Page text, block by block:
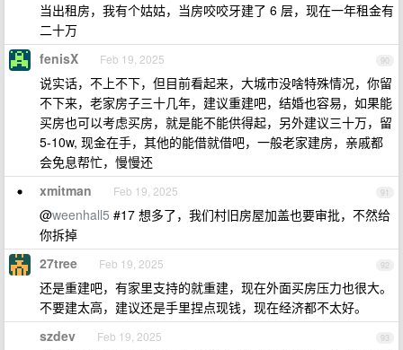
当出租房，我有个姑姑，当房咬咬牙建了 6 层，现在一年租金有
二十万
90
fenisX Feb 19, 2025
说实话，不上不下，但目前看起来，大城市没啥特殊情况，你留
不下来，老家房子三十几年，建议重建吧，结婚也容易，如果能
买房也可以考虑买房，就是能不能供得起，另外建议三十万，留
5-10w, 现金在手，其他的能借就借吧，一般老家建房，亲戚都
会免息帮忙，慢慢还
91
xmitman Feb 19, 2025
@weenhall5 #17 想多了，我们村旧房屋加盖也要审批，不然给
你拆掉
92
27tree Feb 19, 2025
还是重建吧，有家里支持的就重建，现在外面买房压力也很大。
不要建太高，建议还是手里捏点现钱，现在经济都不太好。
93
szdev Feb 19, 2025